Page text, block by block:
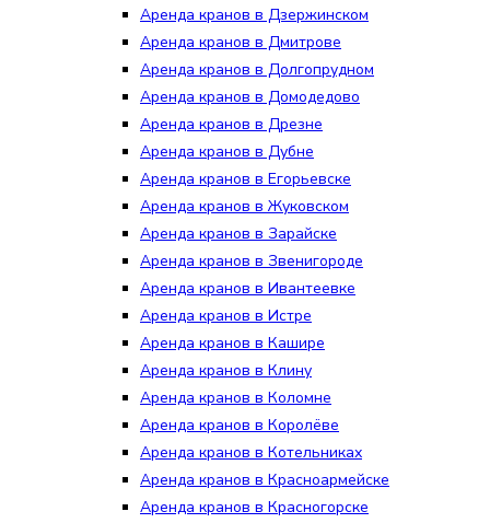
Аренда кранов в Дзержинском
Аренда кранов в Дмитрове
Аренда кранов в Долгопрудном
Аренда кранов в Домодедово
Аренда кранов в Дрезне
Аренда кранов в Дубне
Аренда кранов в Егорьевске
Аренда кранов в Жуковском
Аренда кранов в Зарайске
Аренда кранов в Звенигороде
Аренда кранов в Ивантеевке
Аренда кранов в Истре
Аренда кранов в Кашире
Аренда кранов в Клину
Аренда кранов в Коломне
Аренда кранов в Королёве
Аренда кранов в Котельниках
Аренда кранов в Красноармейске
Аренда кранов в Красногорске